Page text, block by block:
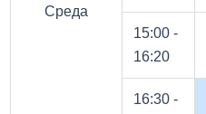
Среда
15:00 -
16:20
16:30 -